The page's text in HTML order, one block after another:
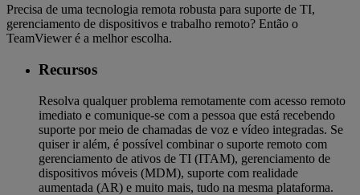
Precisa de uma tecnologia remota robusta para suporte de TI,
gerenciamento de dispositivos e trabalho remoto? Então o
TeamViewer é a melhor escolha.
Recursos
Resolva qualquer problema remotamente com acesso remoto
imediato e comunique-se com a pessoa que está recebendo
suporte por meio de chamadas de voz e vídeo integradas. Se
quiser ir além, é possível combinar o suporte remoto com
gerenciamento de ativos de TI (ITAM), gerenciamento de
dispositivos móveis (MDM), suporte com realidade
aumentada (AR) e muito mais, tudo na mesma plataforma.